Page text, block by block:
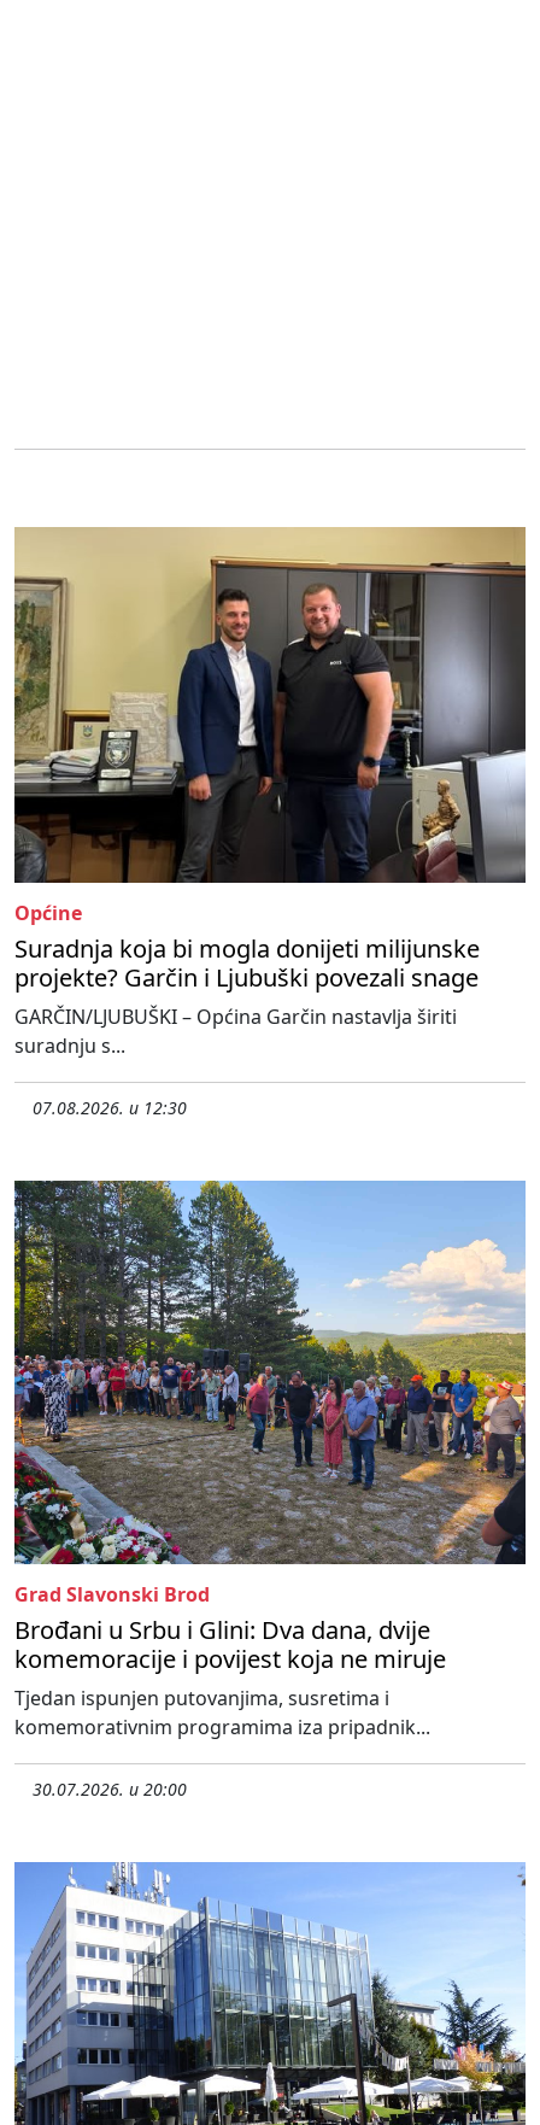
Općine
Suradnja koja bi mogla donijeti milijunske
projekte? Garčin i Ljubuški povezali snage
GARČIN/LJUBUŠKI – Općina Garčin nastavlja širiti
suradnju s...
07.08.2026. u 12:30
Grad Slavonski Brod
Brođani u Srbu i Glini: Dva dana, dvije
komemoracije i povijest koja ne miruje
Tjedan ispunjen putovanjima, susretima i
komemorativnim programima iza pripadnik...
30.07.2026. u 20:00